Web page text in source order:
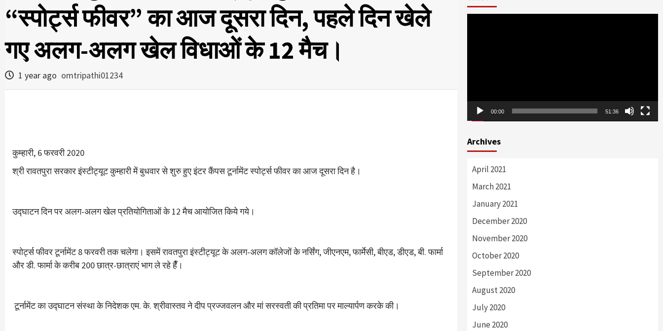
“स्पोर्ट्स फीवर” का आज दूसरा दिन, पहले दिन खेले
गए अलग-अलग खेल विधाओं के 12 मैच।
1 year ago omtripathi01234
कुम्हारी, 6 फरवरी 2020
श्री रावतपुरा सरकार इंस्टीट्यूट कुम्हारी में बुधवार से शुरु हुए इंटर कैंपस टूर्नामेंट स्पोर्ट्स फीवर का आज दूसरा दिन है।
उद्घाटन दिन पर अलग-अलग खेल प्रतियोगिताओं के 12 मैच आयोजित किये गये।
स्पोर्ट्स फीवर टूर्नामेंट 8 फरवरी तक चलेगा। इसमें रावतपुरा इंस्टीट्यूट के अलग-अलग कॉलेजों के नर्सिंग, जीएनएम, फार्मेसी, बीएड, डीएड, बी. फार्मा
और डी. फार्मा के करीब 200 छात्र-छात्राएं भाग ले रहे हैँ।
टूर्नामेंट का उद्घाटन संस्था के निदेशक एम. के. श्रीवास्तव ने दीप प्रज्जवलन और मां सरस्वती की प्रतिमा पर माल्यार्पण करके की।
00:00 51:36
Archives
April 2021
March 2021
January 2021
December 2020
November 2020
October 2020
September 2020
August 2020
July 2020
June 2020